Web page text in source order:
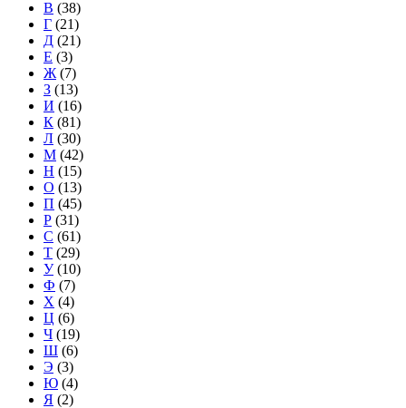
В (38)
Г (21)
Д (21)
Е (3)
Ж (7)
З (13)
И (16)
К (81)
Л (30)
М (42)
Н (15)
О (13)
П (45)
Р (31)
С (61)
Т (29)
У(10)
Ф (7)
Х (4)
Ц (6)
Ч (19)
Ш (6)
Э (3)
Ю (4)
Я (2)